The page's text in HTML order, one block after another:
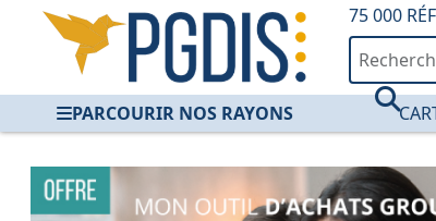
75 000
PARCOURIR NOS RAYONS
PGDIS —